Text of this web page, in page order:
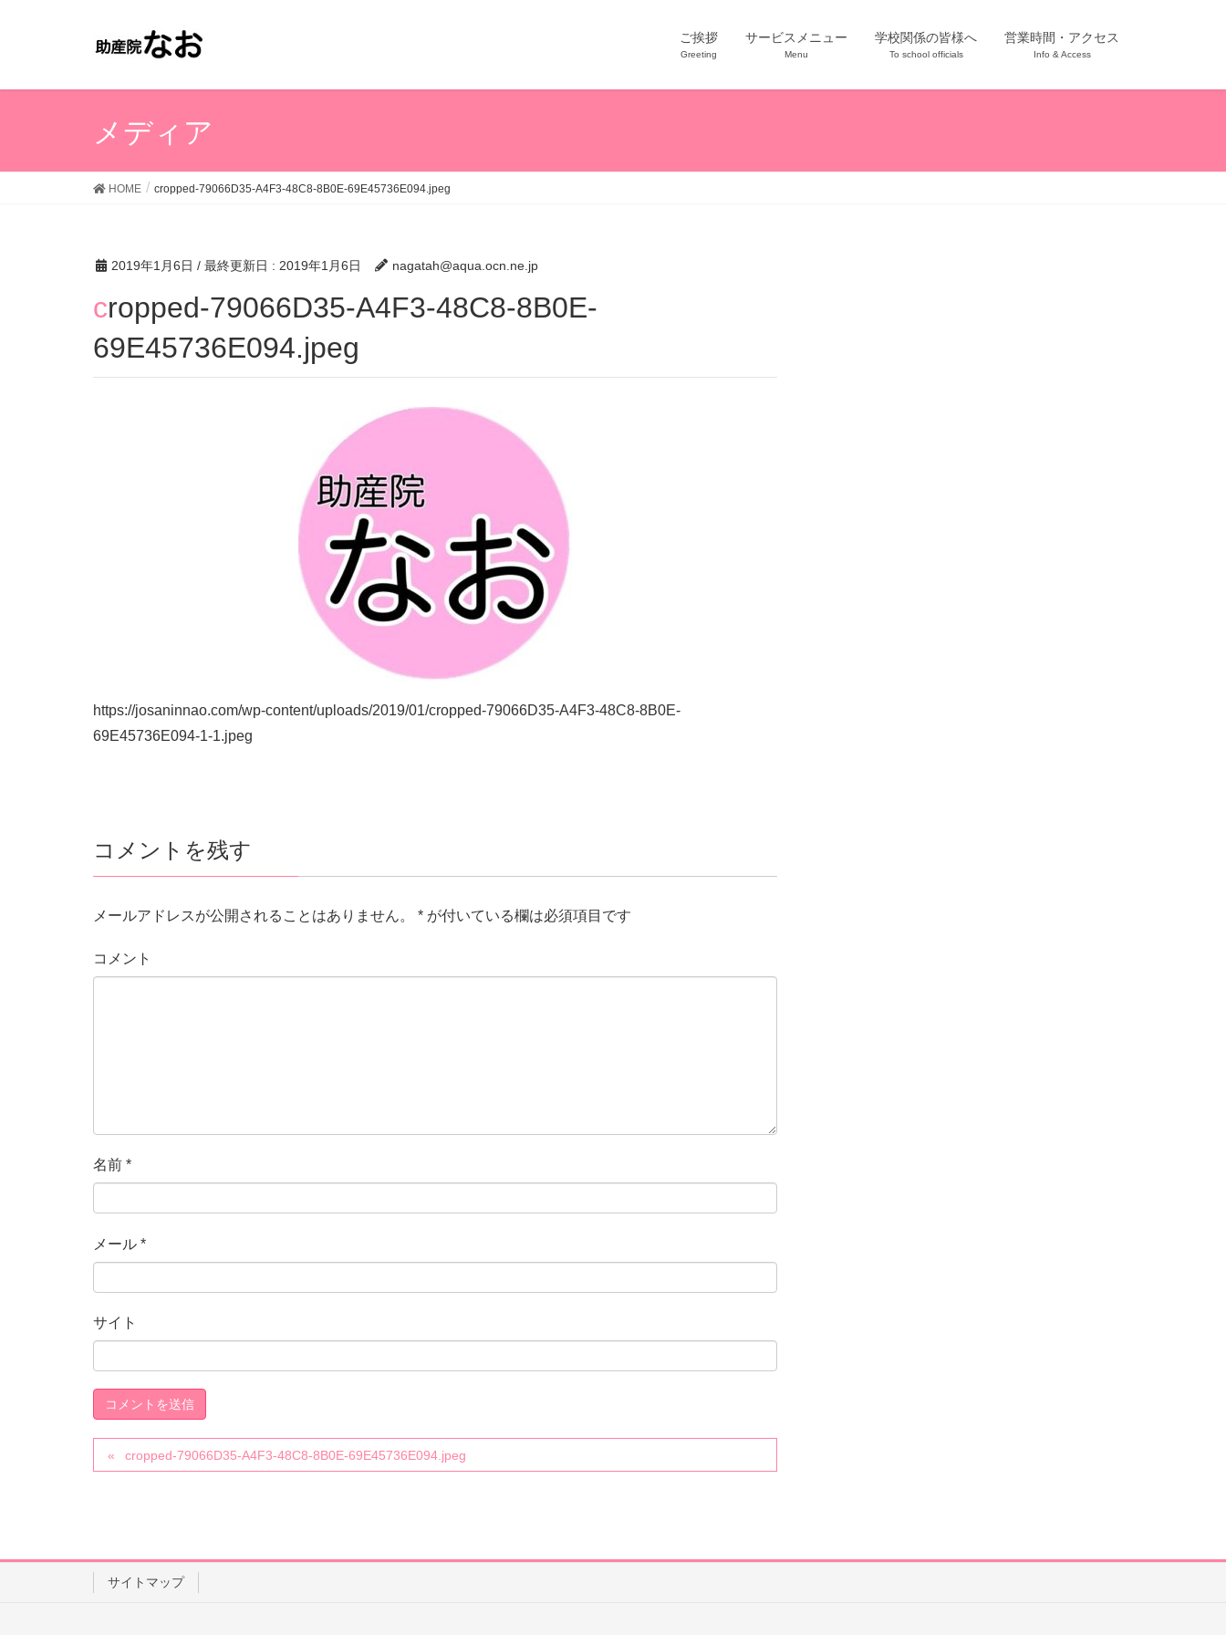
ご挨拶
Greeting
サービスメニュー
Menu
学校関係の皆様へ
To school officials
営業時間・アクセス
Info & Access
メディア
HOME cropped-79066D35-A4F3-48C8-8B0E-69E45736E094.jpeg
2019年1月6日 / 最終更新日 : 2019年1月6日 nagatah@aqua.ocn.ne.jp
cropped-79066D35-A4F3-48C8-8B0E-
69E45736E094.jpeg
https://josaninnao.com/wp-content/uploads/2019/01/cropped-79066D35-A4F3-48C8-8B0E-
69E45736E094-1-1.jpeg
コメントを残す
メールアドレスが公開されることはありません。 * が付いている欄は必須項目です
コメント
名前 *
メール *
サイト
cropped-79066D35-A4F3-48C8-8B0E-69E45736E094.jpeg
サイトマップ